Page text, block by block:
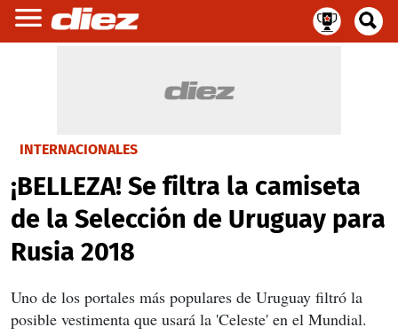
INTERNACIONALES
¡BELLEZA! Se filtra la camiseta
de la Selección de Uruguay para
Rusia 2018
Uno de los portales más populares de Uruguay filtró la
posible vestimenta que usará la 'Celeste' en el Mundial.